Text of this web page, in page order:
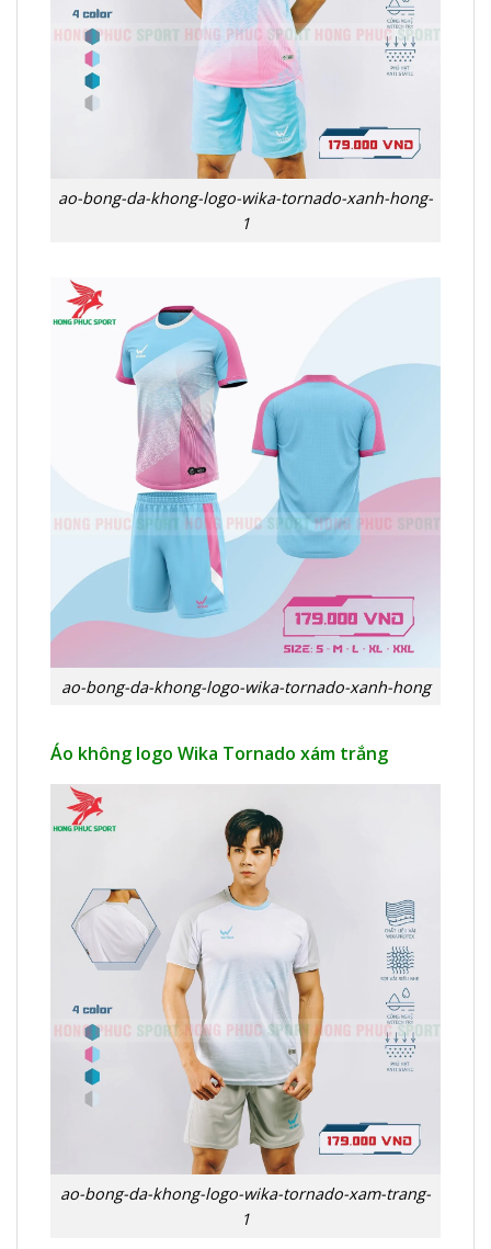
ao-bong-da-khong-logo-wika-tornado-xanh-hong-
1
ao-bong-da-khong-logo-wika-tornado-xanh-hong
Áo không logo Wika Tornado xám trắng
ao-bong-da-khong-logo-wika-tornado-xam-trang-
1